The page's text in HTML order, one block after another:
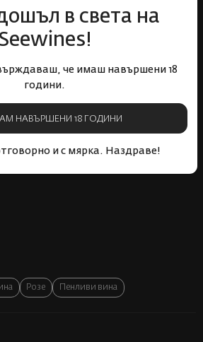
в света на
че имаш навършени 18
години.
НАВЪРШЕНИ 18 ГОДИНИ
и с мярка. Наздраве!
Лоялна програма и
Розе Пенливи вина